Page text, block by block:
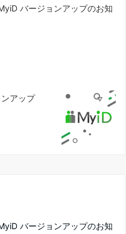
バージョンアップのお知
アップ
バージョンアップのお知